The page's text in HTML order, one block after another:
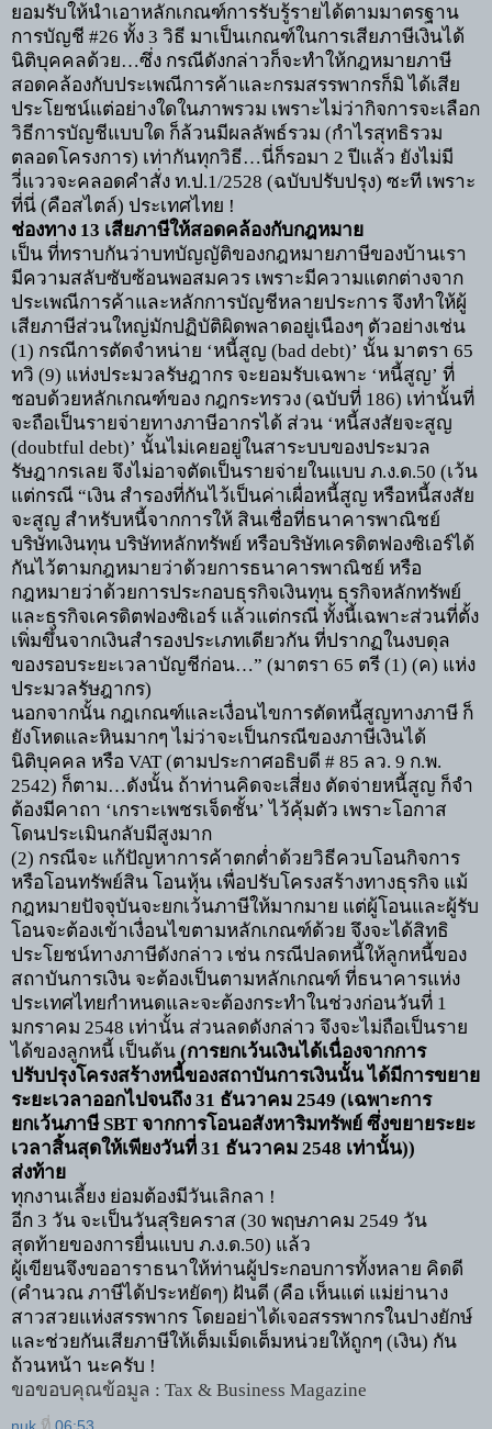
ยอมรับให้นำเอาหลักเกณฑ์การรับรู้รายได้ตามมาตรฐาน
การบัญชี #26 ทั้ง 3 วิธี มาเป็นเกณฑ์ในการเสียภาษีเงินได้
นิติบุคคลด้วย…ซึ่ง กรณีดังกล่าวก็จะทำให้กฎหมายภาษี
สอดคล้องกับประเพณีการค้าและกรมสรรพากรก็มิ ได้เสีย
ประโยชน์แต่อย่างใดในภาพรวม เพราะไม่ว่ากิจการจะเลือก
วิธีการบัญชีแบบใด ก็ล้วนมีผลลัพธ์รวม (กำไรสุทธิรวม
ตลอดโครงการ) เท่ากันทุกวิธี…นี่ก็รอมา 2ปีแล้ว ยังไม่มี
วี่แววจะคลอดคำสั่ง ท.ป.1/2528 (ฉบับปรับปรุง) ซะที เพราะ
ที่นี่ (คือสไตล์) ประเทศไทย !
ช่องทาง 13 เสียภาษีให้สอดคล้องกับกฎหมาย
เป็น ที่ทราบกันว่าบทบัญญัติของกฎหมายภาษีของบ้านเรา
มีความสลับซับซ้อนพอสมควร เพราะมีความแตกต่างจาก
ประเพณีการค้าและหลักการบัญชีหลายประการ จึงทำให้ผู้
เสียภาษีส่วนใหญ่มักปฏิบัติผิดพลาดอยู่เนืองๆ ตัวอย่างเช่น
(1) กรณีการตัดจำหน่าย ‘หนี้สูญ (bad debt)’ นั้น มาตรา 65
ทวิ (9) แห่งประมวลรัษฎากร จะยอมรับเฉพาะ ‘หนี้สูญ’ ที่
ชอบด้วยหลักเกณฑ์ของ กฎกระทรวง (ฉบับที่ 186) เท่านั้นที่
จะถือเป็นรายจ่ายทางภาษีอากรได้ ส่วน ‘หนี้สงสัยจะสูญ
(doubtful debt)’ นั้นไม่เคยอยู่ในสาระบบของประมวล
รัษฎากรเลย จึงไม่อาจตัดเป็นรายจ่ายในแบบ ภ.ง.ด.50 (เว้น
แต่กรณี “เงิน สำรองที่กันไว้เป็นค่าเผื่อหนี้สูญ หรือหนี้สงสัย
จะสูญ สำหรับหนี้จากการให้ สินเชื่อที่ธนาคารพาณิชย์
บริษัทเงินทุน บริษัทหลักทรัพย์ หรือบริษัทเครดิตฟองซิเอร์ได้
กันไว้ตามกฎหมายว่าด้วยการธนาคารพาณิชย์ หรือ
กฎหมายว่าด้วยการประกอบธุรกิจเงินทุน ธุรกิจหลักทรัพย์
และธุรกิจเครดิตฟองซิเอร์ แล้วแต่กรณี ทั้งนี้เฉพาะส่วนที่ตั้ง
เพิ่มขึ้นจากเงินสำรองประเภทเดียวกัน ที่ปรากฏในงบดุล
ของรอบระยะเวลาบัญชีก่อน…” (มาตรา 65 ตรี (1) (ค) แห่ง
ประมวลรัษฎากร)
นอกจากนั้น กฎเกณฑ์และเงื่อนไขการตัดหนี้สูญทางภาษี ก็
ยังโหดและหินมากๆ ไม่ว่าจะเป็นกรณีของภาษีเงินได้
นิติบุคคล หรือ VAT (ตามประกาศอธิบดี # 85 ลว. 9 ก.พ.
2542) ก็ตาม…ดังนั้น ถ้าท่านคิดจะเสี่ยง ตัดจ่ายหนี้สูญ ก็จำ
ต้องมีคาถา ‘เกราะเพชรเจ็ดชั้น’ไว้คุ้มตัว เพราะโอกาส
โดนประเมินกลับมีสูงมาก
(2) กรณีจะ แก้ปัญหาการค้าตกต่ำด้วยวิธีควบโอนกิจการ
หรือโอนทรัพย์สิน โอนหุ้น เพื่อปรับโครงสร้างทางธุรกิจ แม้
กฎหมายปัจจุบันจะยกเว้นภาษีให้มากมาย แต่ผู้โอนและผู้รับ
โอนจะต้องเข้าเงื่อนไขตามหลักเกณฑ์ด้วย จึงจะได้สิทธิ
ประโยชน์ทางภาษีดังกล่าว เช่น กรณีปลดหนี้ให้ลูกหนี้ของ
สถาบันการเงิน จะต้องเป็นตามหลักเกณฑ์ ที่ธนาคารแห่ง
ประเทศไทยกำหนดและจะต้องกระทำในช่วงก่อนวันที่ 1
มกราคม 2548 เท่านั้น ส่วนลดดังกล่าว จึงจะไม่ถือเป็นราย
ได้ของลูกหนี้ เป็นต้น (การยกเว้นเงินได้เนื่องจากการ
ปรับปรุงโครงสร้างหนี้ของสถาบันการเงินนั้น ได้มีการขยาย
ระยะเวลาออกไปจนถึง 31 ธันวาคม 2549 (เฉพาะการ
ยกเว้นภาษี SBT จากการโอนอสังหาริมทรัพย์ ซึ่งขยายระยะ
เวลาสิ้นสุดให้เพียงวันที่ 31 ธันวาคม 2548 เท่านั้น))
ส่งท้าย
ทุกงานเลี้ยง ย่อมต้องมีวันเลิกลา !
อีก 3 วัน จะเป็นวันสุริยคราส (30 พฤษภาคม 2549 วัน
สุดท้ายของการยื่นแบบ ภ.ง.ด.50) แล้ว
ผู้เขียนจึงขออาราธนาให้ท่านผู้ประกอบการทั้งหลาย คิดดี
(คำนวณ ภาษีได้ประหยัดๆ) ฝันดี (คือ เห็นแต่ แม่ย่านาง
สาวสวยแห่งสรรพากร โดยอย่าได้เจอสรรพากรในปางยักษ์
และช่วยกันเสียภาษีให้เต็มเม็ดเต็มหน่วยให้ถูกๆ (เงิน) กัน
ถ้วนหน้า นะครับ !
ขอขอบคุณข้อมูล : Tax & Business Magazine
nuk ที่ 06:53